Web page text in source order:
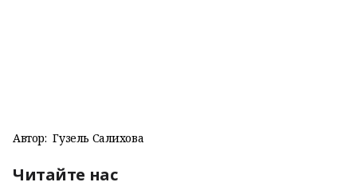
Автор: Гузель Салихова
Читайте нас